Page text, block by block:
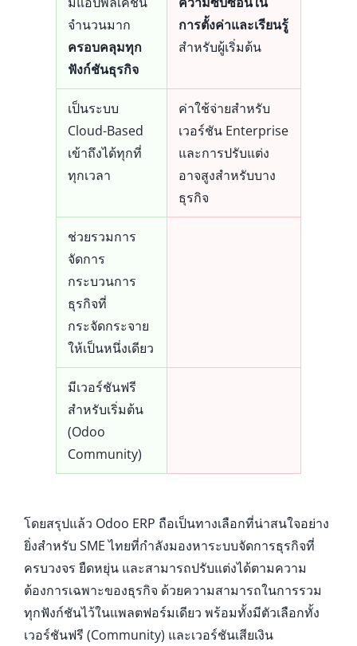
จำนวนมาก
ครอบคลุมทุก
ฟังก์ชันธุรกิจ
การตั้งค่าและเรียนรู้
สำหรับผู้เริ่มต้น
เป็นระบบ
Cloud-Based
เข้าถึงได้ทุกที่
ทุกเวลา
ค่าใช้จ่ายสำหรับ
เวอร์ชัน Enterprise
และการปรับแต่ง
อาจสูงสำหรับบาง
ธุรกิจ
ช่วยรวมการ
จัดการ
กระบวนการ
ธุรกิจที่
กระจัดกระจาย
ให้เป็นหนึ่งเดียว
มีเวอร์ชันฟรี
สำหรับเริ่มต้น
(Odoo
Community)
โดยสรุปแล้ว Odoo ERP ถือเป็นทางเลือกที่น่าสนใจอย่าง
ยิ่งสำหรับ SME ไทยที่กำลังมองหาระบบจัดการธุรกิจที่
ครบวงจร ยืดหยุ่น และสามารถปรับแต่งได้ตามความ
ต้องการเฉพาะของธุรกิจ ด้วยความสามารถในการรวม
ทุกฟังก์ชันไว้ในแพลตฟอร์มเดียว พร้อมทั้งมีตัวเลือกทั้ง
เวอร์ชันฟรี (Community) และเวอร์ชันเสียเงิน